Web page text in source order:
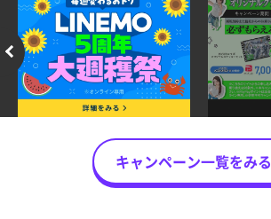
キャンペーン一覧をみる